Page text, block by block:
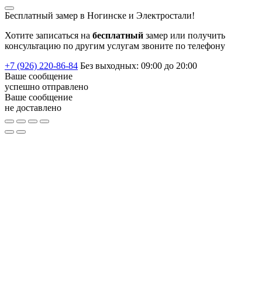
Бесплатный замер в Ногинске и Электростали!
Хотите записаться на бесплатный замер или получить
консультацию по другим услугам звоните по телефону
+7 (926) 220-86-84 Без выходных: 09:00 до 20:00
Ваше сообщение
успешно отправлено
Ваше сообщение
не доставлено